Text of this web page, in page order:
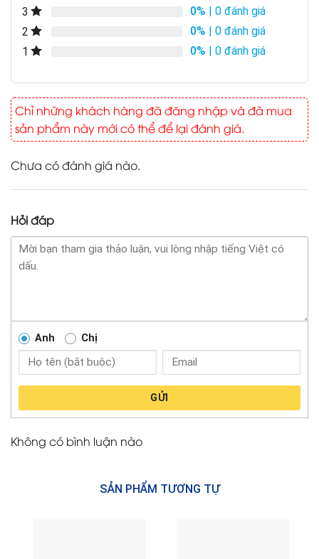
3
0% | 0 đánh giá
2
0% | 0 đánh giá
1
0% | 0 đánh giá
Chỉ những khách hàng đã đăng nhập và đã mua
sản phẩm này mới có thể để lại đánh giá.
Chưa có đánh giá nào.
Hỏi đáp
Anh Chị
GỬI
Không có bình luận nào
SẢN PHẨM TƯƠNG TỰ